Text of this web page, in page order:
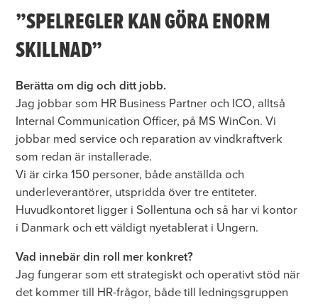
”SPELREGLER KAN GÖRA ENORM
SKILLNAD”
Berätta om dig och ditt jobb.
Jag jobbar som HR Business Partner och ICO, alltså
Internal Communication Officer, på MS WinCon. Vi
jobbar med service och reparation av vindkraftverk
som redan är installerade.
Vi är cirka 150 personer, både anställda och
underleverantörer, utspridda över tre entiteter.
Huvudkontoret ligger i Sollentuna och så har vi kontor
i Danmark och ett väldigt nyetablerat i Ungern.
Vad innebär din roll mer konkret?
Jag fungerar som ett strategiskt och operativt stöd när
det kommer till HR-frågor, både till ledningsgruppen